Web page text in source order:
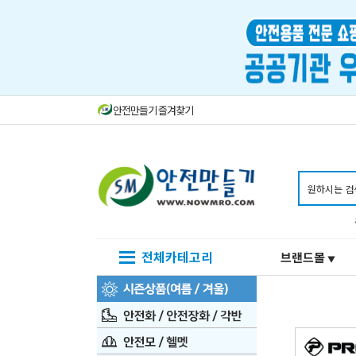
안전만들기 즐겨찾기
전체카테고리 브랜드몰 ▼